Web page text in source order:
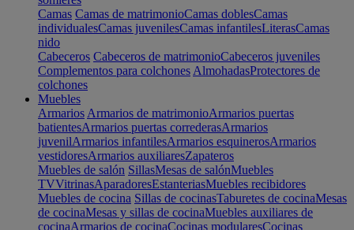
Camas Camas de matrimonioCamas doblesCamas
individualesCamas juvenilesCamas infantilesLiterasCamas
nido
Cabeceros Cabeceros de matrimonioCabeceros juveniles
Complementos para colchones AlmohadasProtectores de
colchones
Muebles
Armarios Armarios de matrimonioArmarios puertas
batientesArmarios puertas correderasArmarios
juvenilArmarios infantilesArmarios esquinerosArmarios
vestidoresArmarios auxiliaresZapateros
Muebles de salón SillasMesas de salónMuebles
TVVitrinasAparadoresEstanteriasMuebles recibidores
Muebles de cocina Sillas de cocinasTaburetes de cocinaMesas
de cocinaMesas y sillas de cocinaMuebles auxiliares de
cocinaArmarios de cocinaCocinas modularesCocinas